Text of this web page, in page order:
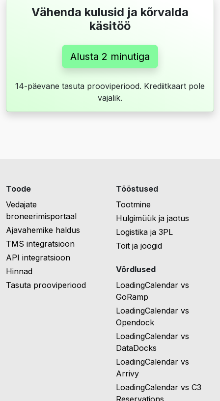
Vähenda kulusid ja kõrvalda
käsitöö
Alusta 2 minutiga
14-päevane tasuta prooviperiood. Krediitkaart pole
vajalik.
Toode
Vedajate
broneerimisportaal
Ajavahemike haldus
TMS integratsioon
API integratsioon
Hinnad
Tasuta prooviperiood
Tööstused
Tootmine
Hulgimüük ja jaotus
Logistika ja 3PL
Toit ja joogid
Võrdlused
LoadingCalendar vs
GoRamp
LoadingCalendar vs
Opendock
LoadingCalendar vs
DataDocks
LoadingCalendar vs
Arrivy
LoadingCalendar vs C3